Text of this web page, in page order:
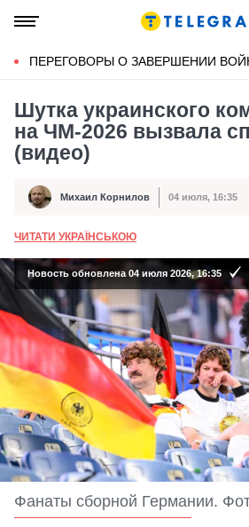
ПЕРЕГОВОРЫ О ЗАВЕРШЕНИИ
Шутка украинского
на ЧМ-2026 вызвала
(видео)
Автор Михаил Корнилов
Дата публикации 04 июля, 16:35
ЧИТАТИ УКРАЇНСЬКОЮ
Новость обновлена 04 июля 2026, 16:35
Фанаты сборной Германии.